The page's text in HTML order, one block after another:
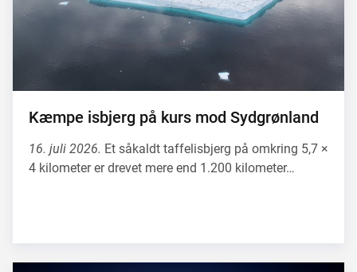
Kæmpe isbjerg på kurs mod Sydgrønland
16. juli 2026. Et såkaldt taffelisbjerg på omkring 5,7 ×
4 kilometer er drevet mere end 1.200 kilometer…